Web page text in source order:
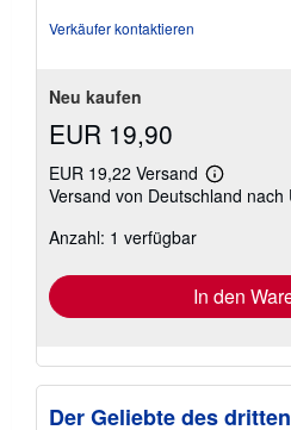
Verkäufer kontaktieren
Neu kaufen
EUR 19,90
EUR 19,22 Versand
Weitere
Versand von Deutschland nach
Anzahl: 1 verfügbar
In den
Der Geliebte des